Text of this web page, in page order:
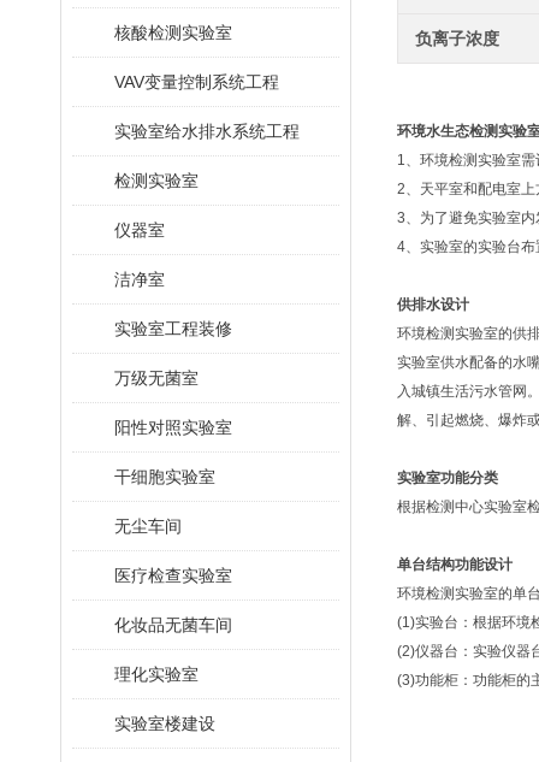
核酸检测实验室
VAV变量控制系统工程
实验室给水排水系统工程
检测实验室
仪器室
洁净室
实验室工程装修
万级无菌室
阳性对照实验室
干细胞实验室
无尘车间
医疗检查实验室
化妆品无菌车间
理化实验室
实验室楼建设
负离子浓度
环境水生态检测实验
1、环境检测实验室
2、天平室和配电室
3、为了避免实验室
4、实验室的实验台
供排水设计
环境检测实验室的供
实验室供水配备的水
入城镇生活污水管网
解、引起燃烧、爆炸
实验室功能分类
根据检测中心实验室
单台结构功能设计
环境检测实验室的单
(1)实验台：根据环境
(2)仪器台：实验仪器
(3)功能柜：功能柜的